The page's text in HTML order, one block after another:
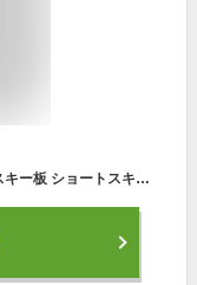
ICEHAIL ミニスキー板 大人用 セット ファンスキー板 ショートスキー板 調整可能適用可能全サイズに冬の靴とブーツ 初心者と屋外愛好家のためのウィンタースポーツスノースケート板 さまざまな地形やシナリオでの使用に最適 短い ブラックの滑雪板